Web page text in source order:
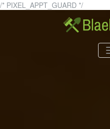
/* PIXEL_APPT_GUARD */Skip
content